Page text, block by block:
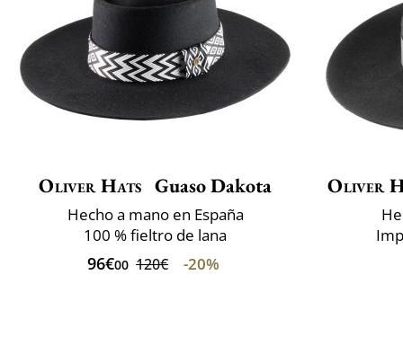
Oliver Hats Guaso Dakota
Hecho a mano en España
100 % fieltro de lana
96€00 120€ -20%
Oliver